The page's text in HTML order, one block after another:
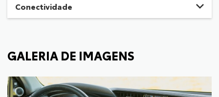
Conectividade
GALERIA DE IMAGENS